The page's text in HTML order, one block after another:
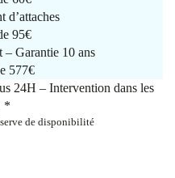
d’attaches
95€
Garantie 10 ans
577€
24H – Intervention dans les
*
de disponibilité